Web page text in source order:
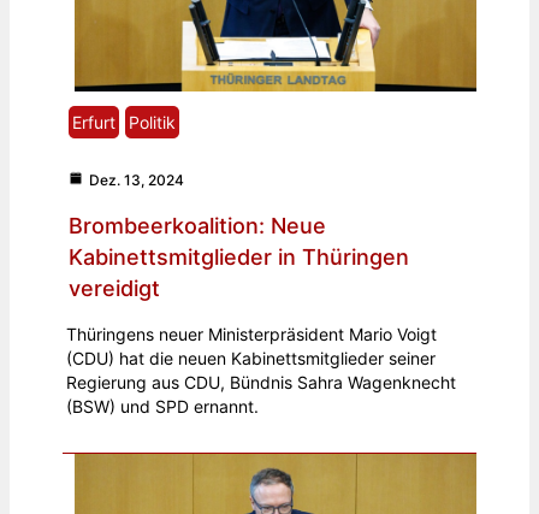
Erfurt Politik
Dez. 13, 2024
Brombeerkoalition: Neue
Kabinettsmitglieder in Thüringen
vereidigt
Thüringens neuer Ministerpräsident Mario Voigt
(CDU) hat die neuen Kabinettsmitglieder seiner
Regierung aus CDU, Bündnis Sahra Wagenknecht
(BSW) und SPD ernannt.